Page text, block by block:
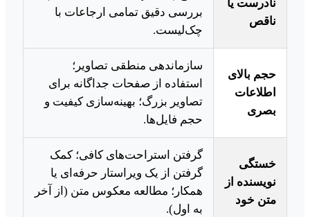
نادرست یا
ناقص
بررسی دقیق تمامی ارجاعات با
چک‌لیست.
حجم بالای
اطلاعات
بصری
سازماندهی منطقی تصاویر؛
استفاده از صفحات جداگانه برای
تصاویر بزرگ؛ بهینه‌سازی کیفیت و
حجم فایل‌ها.
خستگی
نویسنده از
متن خود
گرفتن استراحت‌های کافی؛ کمک
گرفتن از یک ویراستار حرفه‌ای یا
همکار؛ مطالعه معکوس متن (از آخر
به اول).